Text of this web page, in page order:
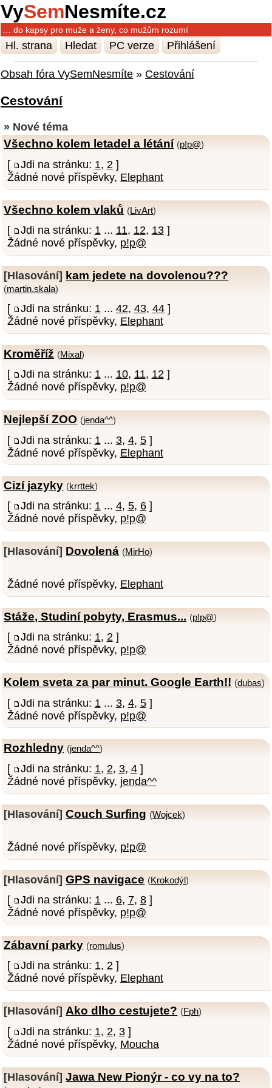
VySemNesmíte.cz
… do kapsy pro muže a ženy, co mužům rozumí
Hl. strana Hledat PC verze Přihlášení
Obsah fóra VySemNesmíte » Cestování
Cestování
» Nové téma
Všechno kolem letadel a létání (p!p@)
[ Jdi na stránku: 1, 2 ]
Žádné nové příspěvky, Elephant
Všechno kolem vlaků (LivArt)
[ Jdi na stránku: 1... 11, 12, 13]
Žádné nové příspěvky, p!p@
[Hlasování] kam jedete na dovolenou???
(martin.skala)
[ Jdi na stránku: 1... 42, 43, 44]
Žádné nové příspěvky, Elephant
Kroměříž (Mixal)
[ Jdi na stránku: 1... 10, 11, 12]
Žádné nové příspěvky, p!p@
Nejlepší ZOO (jenda^^)
[ Jdi na stránku: 1 ... 3, 4, 5]
Žádné nové příspěvky, Elephant
Cizí jazyky (krrttek)
[ Jdi na stránku: 1 ... 4, 5, 6]
Žádné nové příspěvky, p!p@
[Hlasování] Dovolená (MirHo)
Žádné nové příspěvky, Elephant
Stáže, Studiní pobyty, Erasmus... (p!p@)
[ Jdi na stránku: 1, 2]
Žádné nové příspěvky, p!p@
Kolem sveta za par minut. Google Earth!! (dubas)
[ Jdi na stránku: 1 ... 3, 4, 5]
Žádné nové příspěvky, p!p@
Rozhledny (jenda^^)
[ Jdi na stránku: 1, 2, 3, 4]
Žádné nové příspěvky, jenda^^
[Hlasování] Couch Surfing (Wojcek)
Žádné nové příspěvky, p!p@
[Hlasování] GPS navigace (Krokodýl)
[ Jdi na stránku: 1... 6, 7, 8]
Žádné nové příspěvky, p!p@
Zábavní parky (romulus)
[ Jdi na stránku: 1, 2]
Žádné nové příspěvky, Elephant
[Hlasování] Ako dlho cestujete? (Fph)
[ Jdi na stránku: 1, 2, 3]
Žádné nové příspěvky, Moucha
[Hlasování] Jawa New Pionýr - co vy na to?